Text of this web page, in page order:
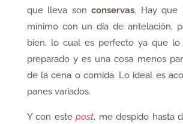
que lleva sonconservas. Hay que
mínimo con un día de antelación,
bien, lo cual es perfecto ya que lo
preparado y es una cosa menos
de la cena o comida. Lo ideal es
panes variados.
Y con estepost, me despido hasta